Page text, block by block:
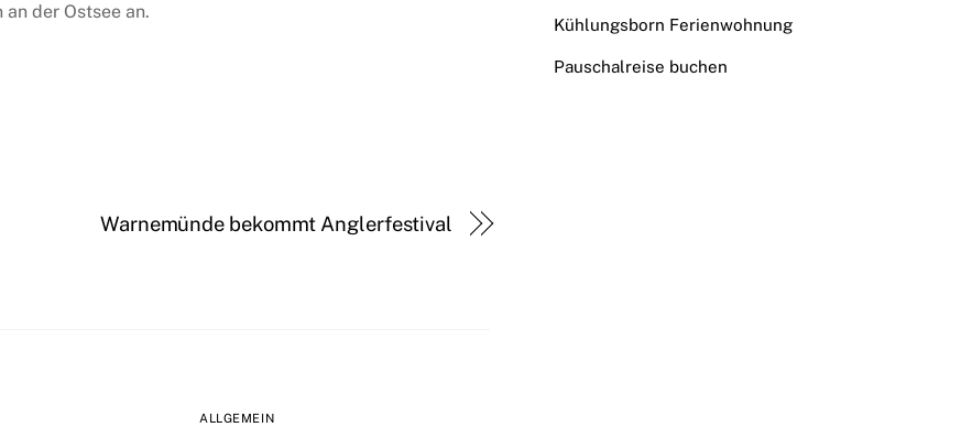
der Ostsee an.
Warnemünde bekommt Anglerfestival
ALLGEMEIN
Kühlungsborn Ferienwohnung
Pauschalreise buchen